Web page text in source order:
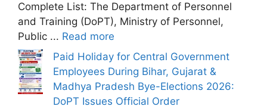
Complete List: The Department of Personnel
and Training (DoPT), Ministry of Personnel,
Public ... Read more
Paid Holiday for Central Government
Employees During Bihar, Gujarat &
Madhya Pradesh Bye-Elections 2026:
DoPT Issues Official Order